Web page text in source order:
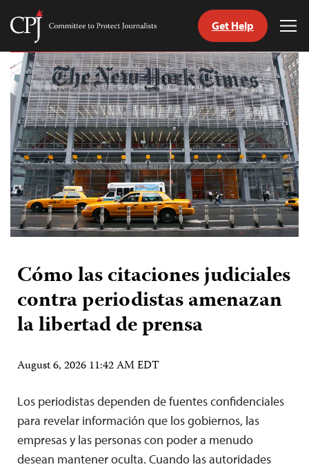
Skip
content
Committee
Protect
Journalists
Get Help
Cómo las citaciones judiciales
contra periodistas amenazan
la libertad de prensa
August 6, 2026 11:42 AM EDT
Los periodistas dependen de fuentes confidenciales
para revelar información que los gobiernos, las
empresas y las personas con poder a menudo
desean mantener oculta. Cuando las autoridades